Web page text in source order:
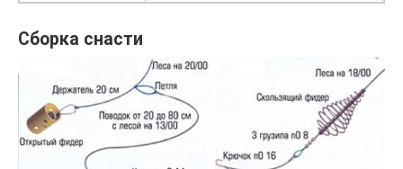
Сборка снасти